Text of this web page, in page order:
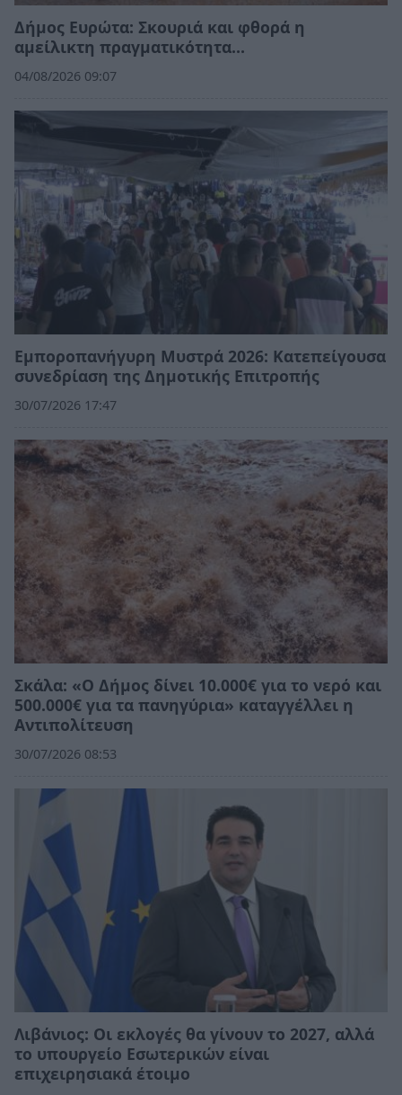
Δήμος Ευρώτα: Σκουριά και φθορά η
αμείλικτη πραγματικότητα…
04/08/2026 09:07
Εμποροπανήγυρη Μυστρά 2026: Κατεπείγουσα
συνεδρίαση της Δημοτικής Επιτροπής
30/07/2026 17:47
Σκάλα: «Ο Δήμος δίνει 10.000€ για το νερό και
500.000€ για τα πανηγύρια» καταγγέλλει η
Αντιπολίτευση
30/07/2026 08:53
Λιβάνιος: Οι εκλογές θα γίνουν το 2027, αλλά
το υπουργείο Εσωτερικών είναι
επιχειρησιακά έτοιμο